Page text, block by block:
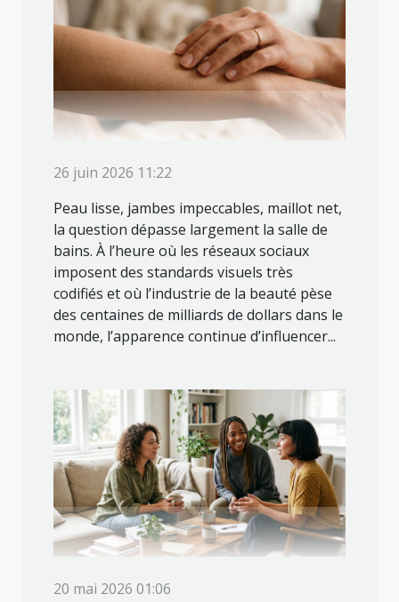
26 juin 2026 11:22
Peau lisse, jambes impeccables, maillot net,
la question dépasse largement la salle de
bains. À l’heure où les réseaux sociaux
imposent des standards visuels très
codifiés et où l’industrie de la beauté pèse
des centaines de milliards de dollars dans le
monde, l’apparence continue d’influencer...
20 mai 2026 01:06